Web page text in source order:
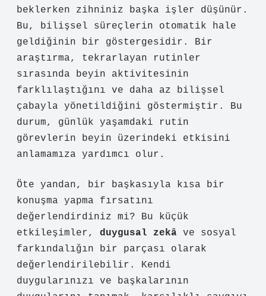
beklerken zihniniz başka işler düşünür.
Bu, bilişsel süreçlerin otomatik hale
geldiğinin bir göstergesidir. Bir
araştırma, tekrarlayan rutinler
sırasında beyin aktivitesinin
farklılaştığını ve daha az bilişsel
çabayla yönetildiğini göstermiştir. Bu
durum, günlük yaşamdaki rutin
görevlerin beyin üzerindeki etkisini
anlamamıza yardımcı olur.
Öte yandan, bir başkasıyla kısa bir
konuşma yapma fırsatını
değerlendirdiniz mi? Bu küçük
etkileşimler, duygusal zekâ ve sosyal
farkındalığın bir parçası olarak
değerlendirilebilir. Kendi
duygularınızı ve başkalarının